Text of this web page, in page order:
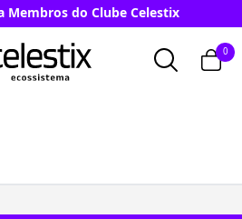
Membros do Clube Celestix
0